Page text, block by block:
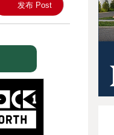
发布 Post